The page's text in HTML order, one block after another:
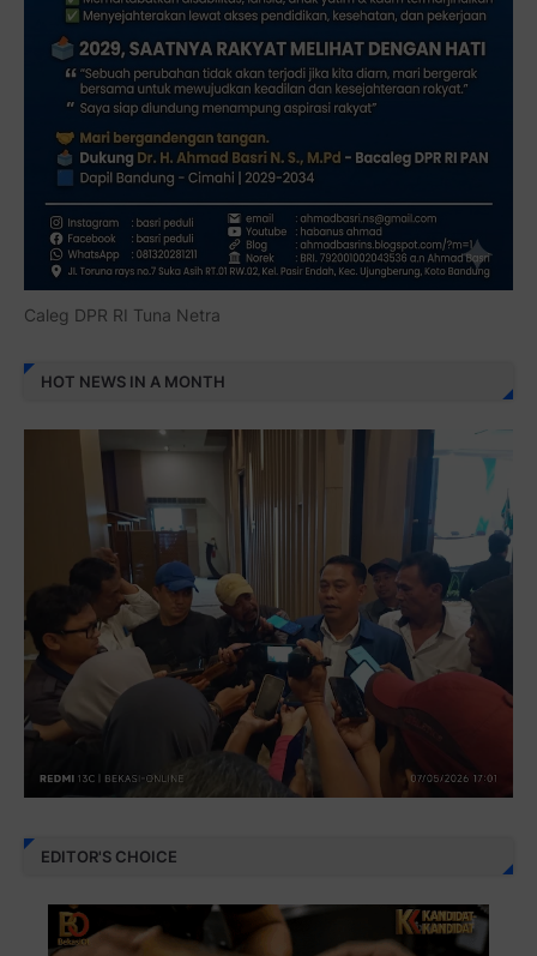
Caleg DPR RI Tuna Netra
HOT NEWS IN A MONTH
EDITOR'S CHOICE